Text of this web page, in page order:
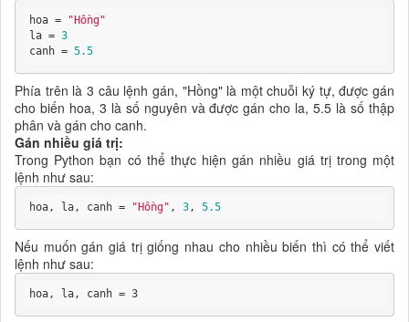
hoa =
"Hồng"
la = 3
canh = 5.5
Phía trên là 3 câu lệnh gán, "Hồng" là một chuỗi ký tự, được gán
cho biến hoa, 3 là số nguyên và được gán cho la, 5.5 là số thập
phân và gán cho canh.
Gán nhiều giá trị:
Trong Python bạn có thể thực hiện gán nhiều giá trị trong một
lệnh như sau:
hoa, la, canh = "Hồng" , 3, 5.5
Nếu muốn gán giá trị giống nhau cho nhiều biến thì có thể viết
lệnh như sau:
hoa, la, canh = 3